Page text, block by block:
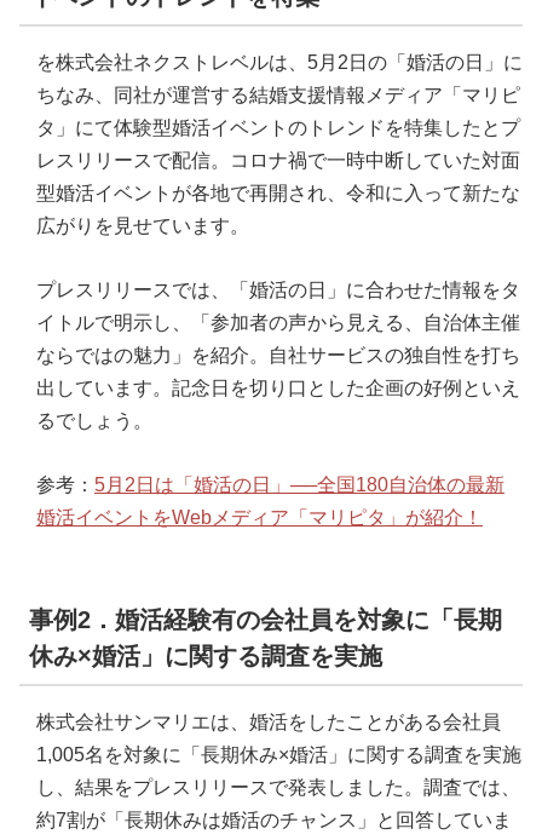
を株式会社ネクストレベルは、5月2日の「婚活の日」に
ちなみ、同社が運営する結婚支援情報メディア「マリピ
タ」にて体験型婚活イベントのトレンドを特集したとプ
レスリリースで配信。コロナ禍で一時中断していた対面
型婚活イベントが各地で再開され、令和に入って新たな
広がりを見せています。
プレスリリースでは、「婚活の日」に合わせた情報をタ
イトルで明示し、「参加者の声から見える、自治体主催
ならではの魅力」を紹介。自社サービスの独自性を打ち
出しています。記念日を切り口とした企画の好例といえ
るでしょう。
参考： 5月2日は「婚活の日」──全国180自治体の最新
婚活イベントをWebメディア「マリピタ」が紹介！
事例2．婚活経験有の会社員を対象に「長期
休み×婚活」に関する調査を実施
株式会社サンマリエは、婚活をしたことがある会社員
1,005名を対象に「長期休み×婚活」に関する調査を実施
し、結果をプレスリリースで発表しました。調査では、
約7割が「長期休みは婚活のチャンス」と回答していま